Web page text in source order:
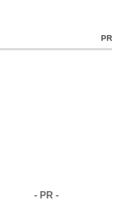
PR
- PR -